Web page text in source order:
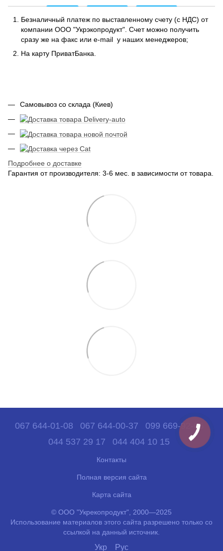
Безналичный платеж по выставленному счету (с НДС) от
компании ООО "Укрэкопродукт". Счет можно получить
сразу же на факс или e-mail у наших менеджеров;
На карту ПриватБанка.
Самовывоз со склада (Киев)
Подробнее о доставке
Гарантия от производителя: 3-6 мес. в зависимости от товара.
067 644-01-08 067 644-00-37
099 669-92-06
044 537 29 17
044 404 10 15
Контакты
Полная версия сайта
Карта сайта
© ООО "Укрекопродукт", 2000—2025
Использование материалов этого сайта разрешено только со
ссылкой на данный источник.
Укр Рус